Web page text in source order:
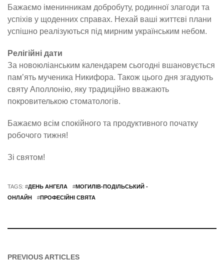
Бажаємо іменинникам добробуту, родинної злагоди та
успіхів у щоденних справах. Нехай ваші життєві плани
успішно реалізуються під мирним українським небом.
Релігійні дати
За новоюліанським календарем сьогодні вшановується
пам’ять мученика Никифора. Також цього дня згадують
святу Аполлонію, яку традиційно вважають
покровителькою стоматологів.
Бажаємо всім спокійного та продуктивного початку
робочого тижня!
Зі святом!
TAGS: #ДЕНЬ АНГЕЛА #МОГИЛІВ-ПОДІЛЬСЬКИЙ -
ОНЛАЙН
#ПРОФЕСІЙНІ СВЯТА
PREVIOUS ARTICLES